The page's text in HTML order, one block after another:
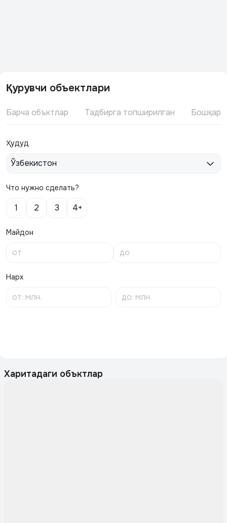
Қурувчи объектлари
Барча объктлар Тадбирга топширилган
Ҳудуд
Ўзбекистон
Что нужно сделать?
1 2 3 4+
Майдон
Нарх
Харитадаги объктлар